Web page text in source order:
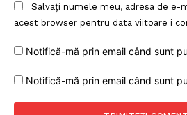
Salvați numele meu, adresa de e-
acest browser pentru data viitoare i
Notifică-mă prin email când sunt
Notifică-mă prin email când sunt